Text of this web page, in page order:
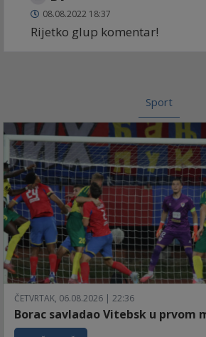
08.08.2022 18:37
Rijetko glup komentar!
Sport
ČETVRTAK, 06.08.2026 | 22:36
Borac savladao Vitebsk u prvom